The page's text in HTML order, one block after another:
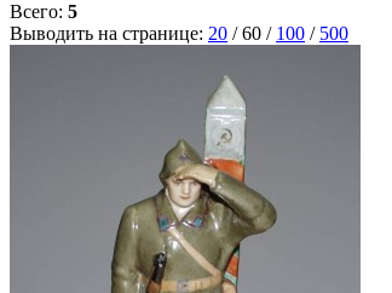
Всего: 5
Выводить на странице: 20 /60 / 100 / 500